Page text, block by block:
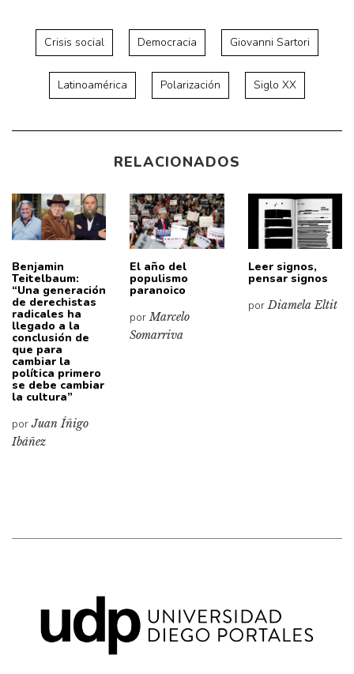
Crisis social Democracia Giovanni Sartori
Latinoamérica Polarización Siglo XX
RELACIONADOS
Benjamin
Teitelbaum:
“Una generación
de derechistas
radicales ha
llegado a la
conclusión de
que para
cambiar la
política primero
se debe cambiar
la cultura”
porJuan Íñigo
Ibáñez
El año del
populismo
paranoico
porMarcelo
Somarriva
Leer signos,
pensar signos
porDiamela Eltit